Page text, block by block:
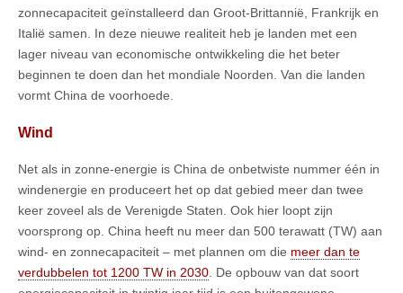
zonnecapaciteit geïnstalleerd dan Groot-Brittannië, Frankrijk en
Italië samen. In deze nieuwe realiteit heb je landen met een
lager niveau van economische ontwikkeling die het beter
beginnen te doen dan het mondiale Noorden. Van die landen
vormt China de voorhoede.
Wind
Net als in zonne-energie is China de onbetwiste nummer één in
windenergie en produceert het op dat gebied meer dan twee
keer zoveel als de Verenigde Staten. Ook hier loopt zijn
voorsprong op. China heeft nu meer dan 500 terawatt (TW) aan
wind- en zonnecapaciteit – met plannen om die meer dan te
verdubbelen tot 1200 TW in 2030. De opbouw van dat soort